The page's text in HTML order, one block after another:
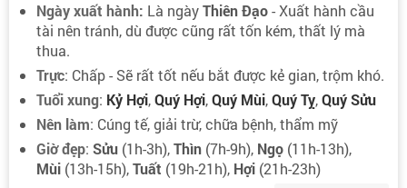
Ngày xuất hành: Là ngàyThiên Đạo- Xuất hành cầu
tài nên tránh, dù được cũng rất tốn kém, thất lý mà
thua.
Trực: Chấp - Sẽ rất tốt nếu bắt được kẻ gian, trộm khó.
Tuổi xung: Kỷ Hợi,Quý Hợi,Quý Mùi,Quý Tỵ,Quý Sửu
Nên làm: Cúng tế, giải trừ, chữa bệnh, thẩm mỹ
Giờ đẹp: Sửu (1h-3h),Thìn (7h-9h), Ngọ (11h-13h),
Mùi (13h-15h),Tuất (19h-21h), Hợi (21h-23h)